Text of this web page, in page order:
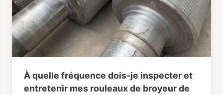
À quelle fréquence dois-je inspecter et
entretenir mes rouleaux de broyeur de